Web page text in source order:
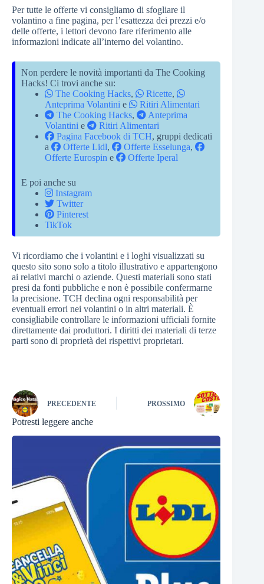
Per tutte le offerte vi consigliamo di sfogliare il
volantino a fine pagina, per l’esattezza dei prezzi e/o
delle offerte, i lettori devono fare riferimento alle
informazioni indicate all’interno del volantino.
Non perdere le novità importanti da The Cooking
Hacks! Ci trovi anche su:
The Cooking Hacks, Ricette,
Anteprima Volantini e
Ritiri Alimentari
The Cooking Hacks,
Anteprima
Volantini e
Ritiri Alimentari
Pagina Facebook di TCH, gruppi dedicati
a
Offerte Lidl, Offerte Esselunga,
Offerte Eurospin e Offerte Iperal
E poi anche su
Instagram
Twitter
Pinterest
TikTok
Vi ricordiamo che i volantini e i loghi visualizzati su
questo sito sono solo a titolo illustrativo e appartengono
ai relativi marchi o aziende. Questi materiali sono stati
presi da fonti pubbliche e non è possibile confermarne
la precisione. TCH declina ogni responsabilità per
eventuali errori nei volantini o in altri materiali. È
consigliabile controllare le informazioni ufficiali fornite
direttamente dai produttori. I diritti dei materiali di terze
parti sono di proprietà dei rispettivi proprietari.
PRECEDENTE PROSSIMO
Potresti leggere anche